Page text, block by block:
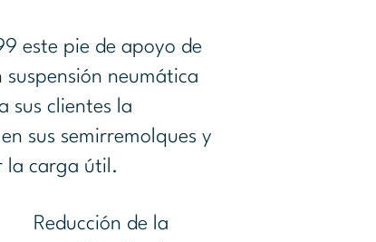
este pie de apoyo de
neumática
sus clientes la
sus semirremolques y
la carga útil.
Reducción de la